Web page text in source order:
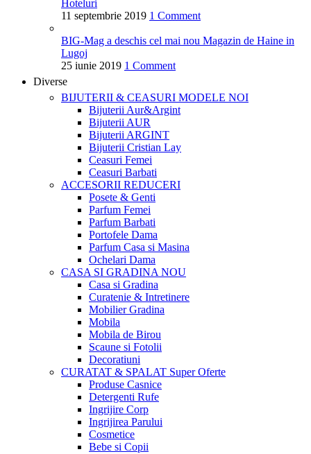
Hoteluri
11 septembrie 2019 1 Comment
BIG-Mag a deschis cel mai nou Magazin de Haine in
Lugoj
25 iunie 2019 1 Comment
Diverse
BIJUTERII & CEASURI MODELE NOI
Bijuterii Aur&Argint
Bijuterii AUR
Bijuterii ARGINT
Bijuterii Cristian Lay
Ceasuri Femei
Ceasuri Barbati
ACCESORII REDUCERI
Posete & Genti
Parfum Femei
Parfum Barbati
Portofele Dama
Parfum Casa si Masina
Ochelari Dama
CASA SI GRADINANOU
Casa si Gradina
Curatenie & Intretinere
Mobilier Gradina
Mobila
Mobila de Birou
Scaune si Fotolii
Decoratiuni
CURATAT & SPALAT Super Oferte
Produse Casnice
Detergenti Rufe
Ingrijire Corp
Ingrijirea Parului
Cosmetice
Bebe si Copii